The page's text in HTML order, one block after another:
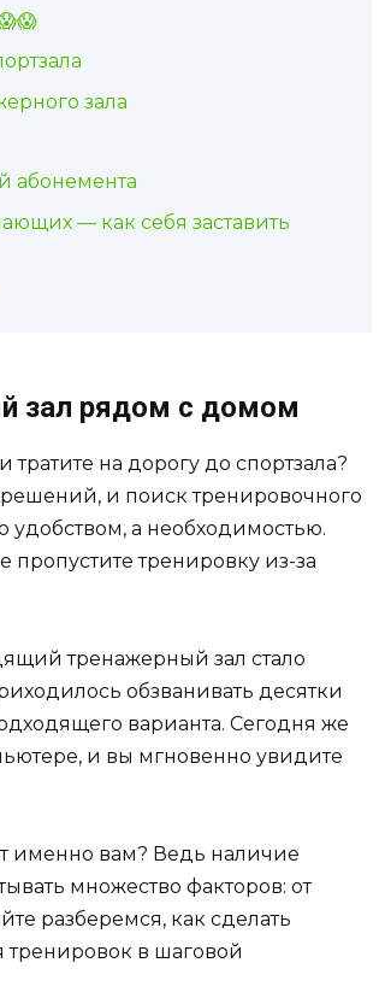
зала
абонемента
— как себя заставить
зал рядом с домом
на дорогу до спортзала?
и поиск тренировочного
удобством, а необходимостью.
тренировку из-за
тренажерный зал стало
обзванивать десятки
варианта. Сегодня же
и вы мгновенно увидите
именно вам? Ведь наличие
множество факторов: от
разберемся, как сделать
в шаговой